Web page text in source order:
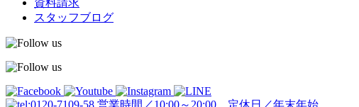
スタッフブログ
営業時間／10:00～20:00 定休日／年末年始